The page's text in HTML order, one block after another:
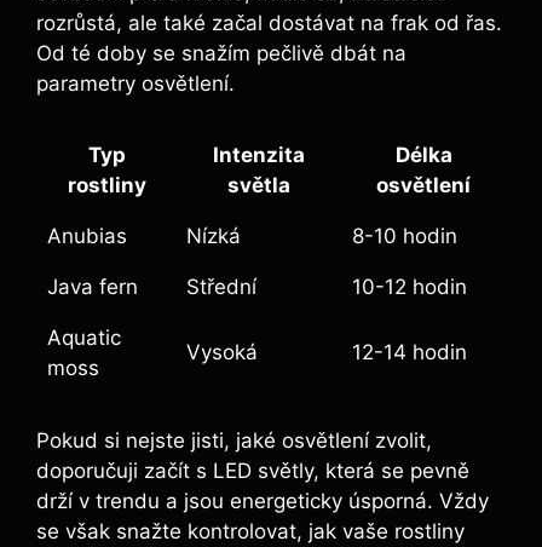
rozrůstá, ale také‍ začal dostávat na frak⁣ od řas.
Od té doby se snažím pečlivě dbát na
parametry osvětlení.
Typ
rostliny
Intenzita
světla
Délka
⁣osvětlení
Anubias Nízká 8-10 hodin
Java fern Střední 10-12 hodin
Aquatic
moss
Vysoká 12-14 hodin
Pokud ​si nejste jisti, jaké osvětlení zvolit,
doporučuji ⁢začít⁣ s LED světly, která se ​pevně
drží v trendu a jsou​ energeticky‌ úsporná. Vždy
se ‌však snažte kontrolovat, jak vaše rostliny